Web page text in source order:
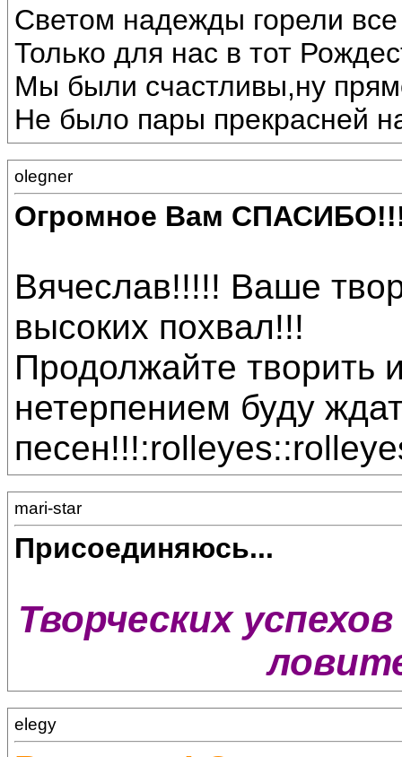
Светом надежды горели все
Только для нас в тот
Мы были счастливы,ну
Не было пары прекрасней
olegner
Огромное Вам
Вячеслав!!!!! Ваше
высоких похвал!!!
Продолжайте творить
нетерпением буду
mari-star
Присоединяюсь...
Творческих
elegy